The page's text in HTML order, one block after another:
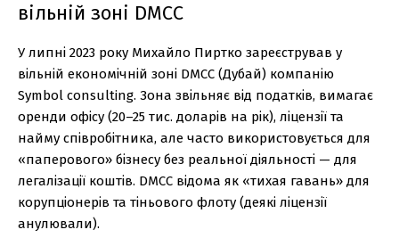
вільній зоні DMCC
У липні 2023 року Михайло Пиртко зареєстрував у
вільній економічній зоні DMCC (Дубай) компанію
Symbol consulting. Зона звільняє від податків, вимагає
оренди офісу (20–25 тис. доларів на рік), ліцензії та
найму співробітника, але часто використовується для
«паперового» бізнесу без реальної діяльності — для
легалізації коштів. DMCC відома як «тихая гавань» для
корупціонерів та тіньового флоту (деякі ліцензії
анулювали).